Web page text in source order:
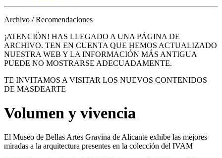
Archivo / Recomendaciones
¡ATENCIÓN! HAS LLEGADO A UNA PÁGINA DE
ARCHIVO. TEN EN CUENTA QUE HEMOS ACTUALIZADO
NUESTRA WEB Y LA INFORMACIÓN MÁS ANTIGUA
PUEDE NO MOSTRARSE ADECUADAMENTE.
TE INVITAMOS A VISITAR LOS NUEVOS CONTENIDOS
DE MASDEARTE
Volumen y vivencia
El Museo de Bellas Artes Gravina de Alicante exhibe las mejores
miradas a la arquitectura presentes en la colección del IVAM